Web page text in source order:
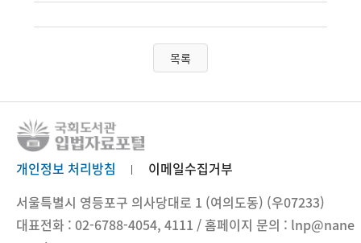
목록
개인정보 처리방침
이메일수집거부
서울특별시 영등포구 의사당대로 1 (여의도동) (우07233)
대표전화 : 02-6788-4054, 4111 / 홈페이지 문의 : lnp@nane